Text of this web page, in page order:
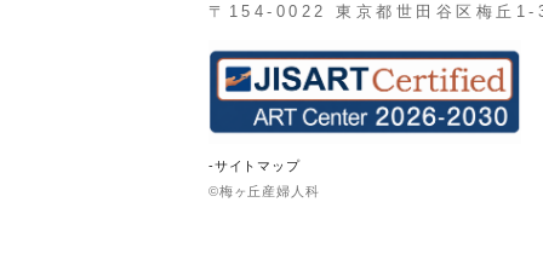
〒154-0022 東京都世田谷区梅丘
-サイトマップ
©梅ヶ丘産婦人科